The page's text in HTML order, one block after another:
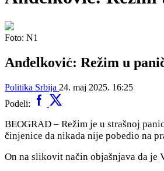
Foto: N1
Anđelković: Režim u
Politika Srbija 24. maj 2025. 16:25
Podeli:
BEOGRAD – Režim je u strašnoj
činjenice da nikada nije pobedio na
On na slikovit način objašnjava da je